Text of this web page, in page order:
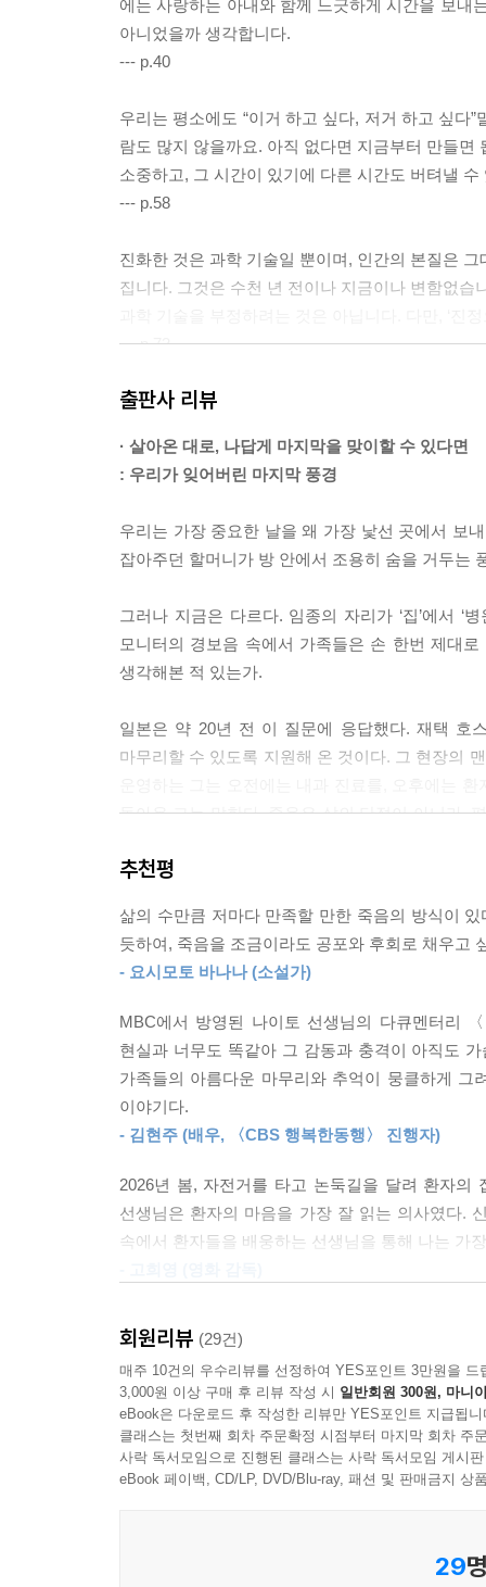
에는 사랑하는 아내와 함께 느긋하게 시간을 보내
아니었을까 생각합니다.
--- p.40
우리는 평소에도 “이거 하고 싶다, 저거 하고 싶다
람도 많지 않을까요. 아직 없다면 지금부터 만들
소중하고, 그 시간이 있기에 다른 시간도 버텨낼 수
--- p.58
진화한 것은 과학 기술일 뿐이며, 인간의 본질은
집니다. 그것은 수천 년 전이나 지금이나 변함없
--- p.73
사람은 태어나서 죽을 때까지 수많은 인연을 만
함께해 주는 사람이 있습니다. 친구여도 좋고 이
실만으로도 충분합니다. 살아가며 만남을 소중히
봄이 시작될 무렵 방문했을 때 문을 열자마자 향
게 눈물이 날 뻔했습니다.
그것은 슬픔의 눈물이 아니라 두 사람의 사랑에 대
--- p.105
“하지만 선생님, 저는 기쁩니다. 지난번 선생님
통증이 사라지면 가족을 위해 더 일할 수 있을 테
가까운 사람의 죽음은 인생에서 몇 번 오지 않는
엇인지, 우리의 인생을 가치 있게 만드는 것이 무
--- p.178
지?”
“네.”
“그때 선배들이 교장 선생님께 졸업장을 받지?”
“네, 받아요.”
“이건 할머니 인생의 졸업장이야. 이제 할머니는
자신의 불행에 대해 불평이나 원망 없이 담담하게
상황이 닥쳐서야 생각한 것이 아니었습니다.
--- p.237
출판사 리뷰
· 살아온 대로, 나답게 마지막을 맞이할 수 있다면
: 우리가 잊어버린 마지막 풍경
우리는 가장 중요한 날을 왜 가장 낯선 곳에서 보
잡아주던 할머니가 방 안에서 조용히 숨을 거두는
그러나 지금은 다르다. 임종의 자리가 ‘집’에서 ‘
모니터의 경보음 속에서 가족들은 손 한번 제대
생각해본 적 있는가.
일본은 약 20년 전 이 질문에 응답했다. 재택 호
마무리할 수 있도록 지원해 온 것이다. 그 현장의
돌아온 그는 말한다. 죽음은 삶의 단절이 아니라,
: 나답게 떠난 스물한 명의 이야기
이 책에는 저자가 배웅한 스물한 명의 이야기가
날까지 자신의 일상을 지켰다는 것이다.
평생의 꿈이었던, 고향 땅에서 무를 키우고 싶어
튀김’을 먹기 위해 원정을 떠난 다다오 씨, 그리
했던 에이 로쿠스케 씨. 로쿠스케 씨는 아내를 먼
“마지막 시간을 어디에서 보내고 싶어?”
“집에 있고 싶어. 내가 제일 좋아하는 이 소파에서
이는 단순한 위안이 아니다. 익숙한 환경에서 일
나이토 이즈미는 말한다. “죽음은 특별한 사건이
다른 이름이다.
· 잘 살고 싶다면, 한 번쯤 죽음을 생각해 보아야 한
2024년 3월 제정된 돌봄통합지원법이 2026년
추천평
삶의 수만큼 저마다 만족할 만한 죽음의 방식이
듯하여, 죽음을 조금이라도 공포와 후회로 채우고
- 요시모토 바나나 (소설가)
MBC에서 방영된 나이토 선생님의 다큐멘터리
현실과 너무도 똑같아 그 감동과 충격이 아직도
가족들의 아름다운 마무리와 추억이 뭉클하게
이야기다.
- 김현주 (배우, 〈CBS 행복한동행〉 진행자)
2026년 봄, 자전거를 타고 논둑길을 달려 환자의
선생님은 환자의 마음을 가장 잘 읽는 의사였다.
속에서 환자들을 배웅하는 선생님을 통해 나는 가
회원리뷰 (29건)
매주 10건의 우수리뷰를 선정하여 YES포인트 3만원을 드
3,000원 이상 구매 후 리뷰 작성 시 일반회원 300원, 마니
eBook은 다운로드 후 작성한 리뷰만 YES포인트 지급됩니
클래스는 첫번째 회차 주문확정 시점부터 마지막 회차 주
사락 독서모임으로 진행된 클래스는 사락 독서모임 게시
eBook 페이백, CD/LP, DVD/Blu-ray, 패션 및 판매금지 상
29